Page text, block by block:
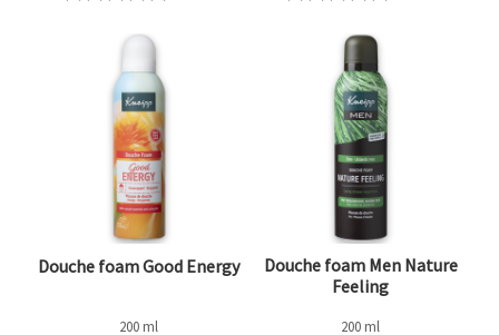
Douche foam Good Energy
200 ml
Douche foam Men Nature
Feeling
200 ml